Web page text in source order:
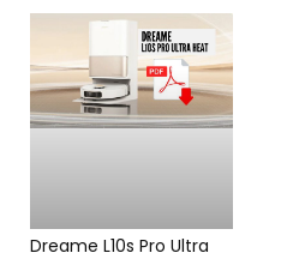
Dreame L10s Pro Ultra